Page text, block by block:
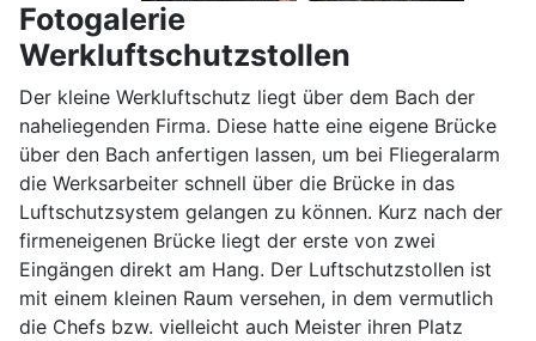
Fotogalerie
Werkluftschutzstollen
Der kleine Werkluftschutz liegt über dem Bach der
naheliegenden Firma. Diese hatte eine eigene Brücke
über den Bach anfertigen lassen, um bei Fliegeralarm
die Werksarbeiter schnell über die Brücke in das
Luftschutzsystem gelangen zu können. Kurz nach der
firmeneigenen Brücke liegt der erste von zwei
Eingängen direkt am Hang. Der Luftschutzstollen ist
mit einem kleinen Raum versehen, in dem vermutlich
die Chefs bzw. vielleicht auch Meister ihren Platz